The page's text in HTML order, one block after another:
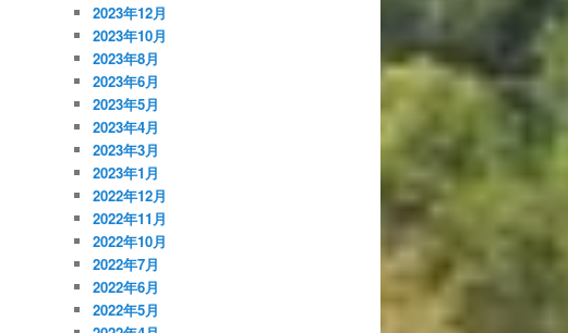
2023年12月
2023年10月
2023年8月
2023年6月
2023年5月
2023年4月
2023年3月
2023年1月
2022年12月
2022年11月
2022年10月
2022年7月
2022年6月
2022年5月